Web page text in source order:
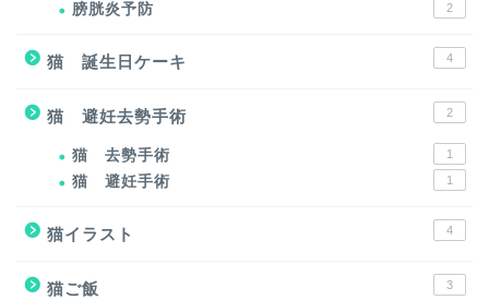
膀胱炎予防 2
猫 誕生日ケーキ 4
猫 避妊去勢手術 2
猫 去勢手術 1
猫 避妊手術 1
猫イラスト 4
猫ご飯 3